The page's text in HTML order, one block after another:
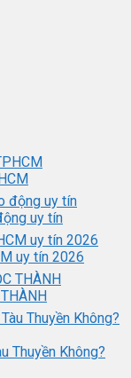
uy tín
uy tín 2026
Thuyền Không?